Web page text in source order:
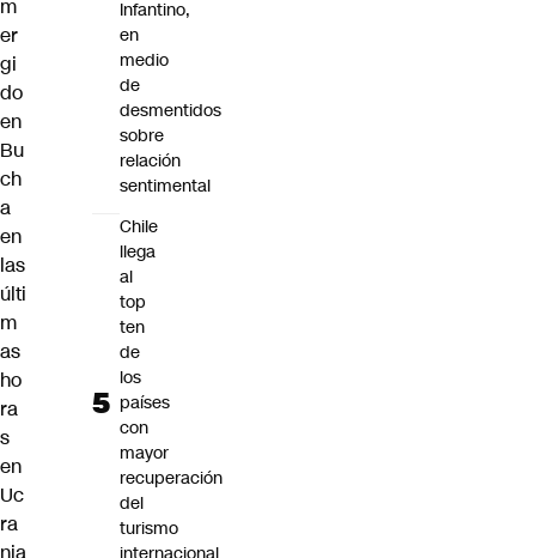
m
er
gi
do
en
Bu
ch
a
en
las
últi
m
as
ho
ra
s
en
Uc
ra
Infantino,
en
medio
de
desmentidos
sobre
relación
sentimental
Chile
llega
al
top
ten
de
los
países
con
mayor
recuperación
del
turismo
internacional